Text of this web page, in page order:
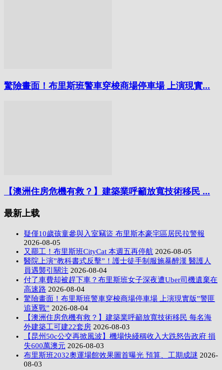
驚險畫面！布里斯班警車穿梭商場停車場 上演現實...
【澳洲住房危機有救？】建築業呼籲放寬技術移民 ...
最新上载
疑僅10歲孩童參與入室竊盜 布里斯本豪宅區居民拉警報
2026-08-05
又罷工！布里斯班CityCat 本週五再停航 2026-08-05
醫院上演”教科書式反擊”！護士徒手制服施暴醉漢 醫護人
員遇襲引關注 2026-08-04
付了車費却被趕下車？布里斯班女子深夜遭Uber司機遺棄在
高速路 2026-08-04
驚險畫面！布里斯班警車穿梭商場停車場 上演現實版”警匪
追逐戰” 2026-08-04
【澳洲住房危機有救？】建築業呼籲放寬技術移民 每名海
外建築工可建22套房 2026-08-03
【昆州50c公交再掀風波】機場快綫稱收入大跌怒告政府 損
失600萬澳元 2026-08-03
布里斯班2032奧運場館效果圖首曝光 預算、工期成謎 2026-
08-03